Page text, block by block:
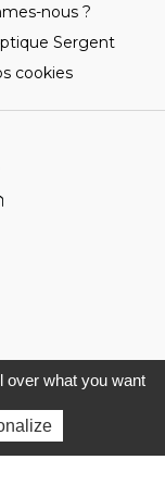
nous ?
Sergent
cookies
over what you want